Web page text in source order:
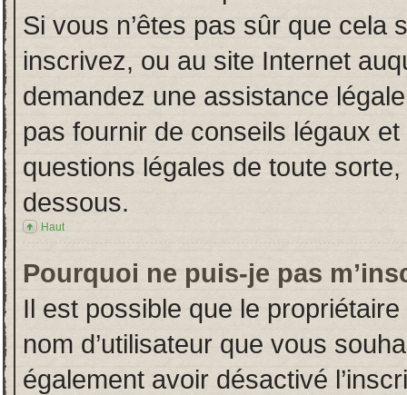
Si vous n’êtes pas sûr que cela
inscrivez, ou au site Internet
demandez une assistance
pas fournir de conseils légaux
questions légales de toute
dessous.
Haut
Pourquoi ne puis-je pas
Il est possible que le
nom d’utilisateur que vous
également avoir désactivé